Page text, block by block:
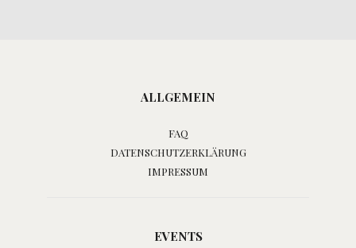
ALLGEMEIN
FAQ
DATENSCHUTZERKLÄRUNG
IMPRESSUM
EVENTS